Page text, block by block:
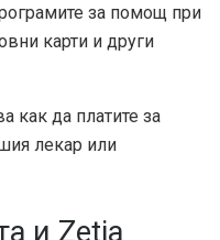
за помощ при
карти и други
как да платите за
лекар или
и Zetia